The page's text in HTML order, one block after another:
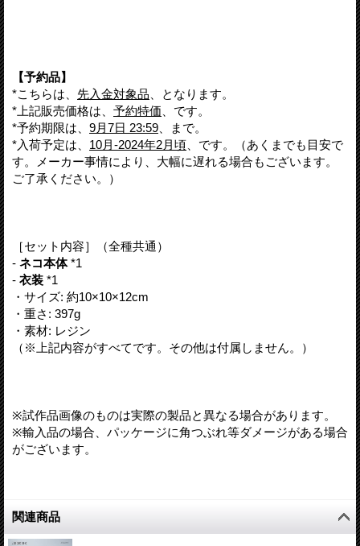
【予約品】
*こちらは、 先入金対象品 、となります。
*上記販売価格は、 予約特価 、です。
*予約期限は、 9月7日 23:59 、まで。
*入荷予定は、 10月-2024年2月頃 、です。（あくまでも目安で
す。メーカー事情により、大幅に遅れる場合もございます。
ご了承ください。）
［セット内容］（全種共通）
- ネコ本体*1
- 衣装 *1
・サイズ: 約10×10×12cm
・重さ: 397g
・素材: レジン
（※上記内容がすべてです。その他は付属しません。）
※試作品画像のものは実際の製品と異なる場合があります。
※輸入品の場合、パッケージに角つぶれ等ダメージがある場合
がございます。
関連商品